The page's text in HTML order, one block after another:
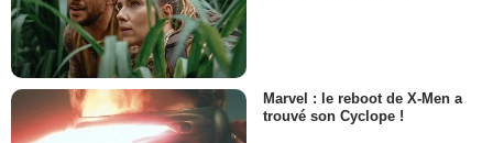
Marvel : le reboot de X-Men a
trouvé son Cyclope !